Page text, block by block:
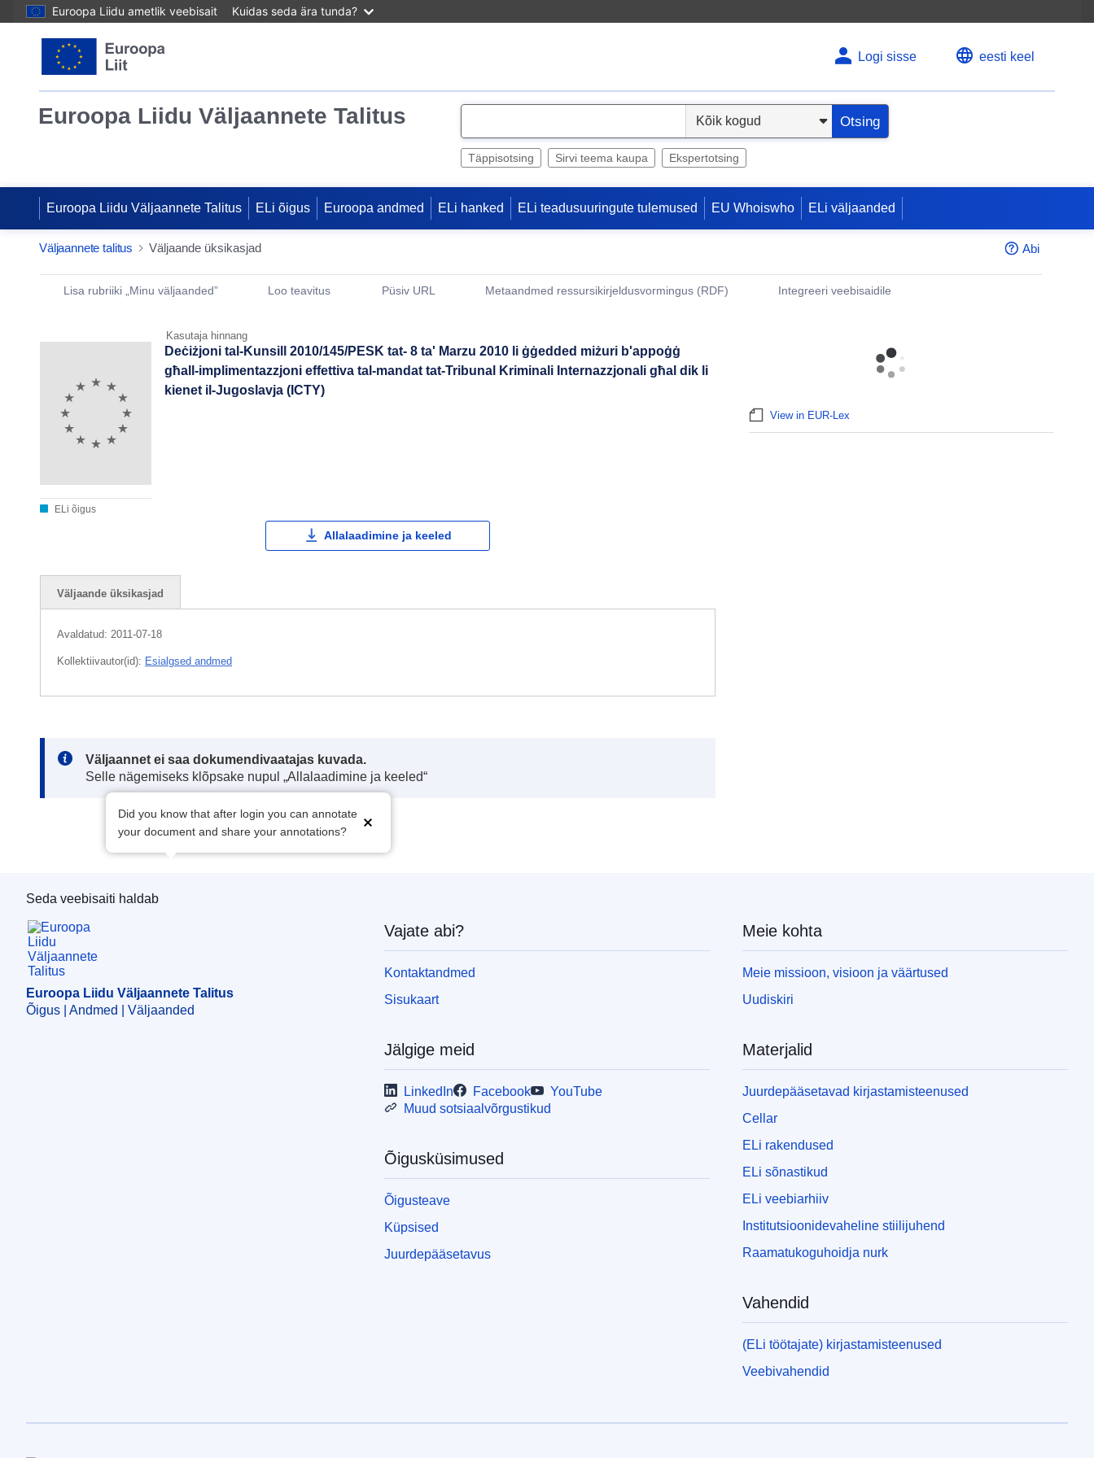
Euroopa Liidu ametlik veebisait Kuidas seda ära tunda?
Logi sisse eesti keel
Euroopa Liidu Väljaannete Talitus
e
Otsing
Täppisotsing Sirvi teema kaupa Ekspertotsing
Euroopa Liidu Väljaannete Talitus ELi õigus Euroopa andmed ELi hanked ELi teadusuuringute tulemused EU Whoiswho ELi väljaanded
Väljaannete talitus Väljaande üksikasjad Abi
Publication Detail Actions Portlet
Lisa rubriiki „Minu väljaanded” Loo teavitus Püsiv URL
Metaandmed ressursikirjeldusvormingus (RDF)
Integreeri veebisaidile
Kasutaja hinnang
ELi õigus
Deċiżjoni tal-Kunsill 2010/145/PESK tat- 8 ta' Marzu 2010 li ġġedded miżuri b'appoġġ
għall-implimentazzjoni effettiva tal-mandat tat-Tribunal Kriminali Internazzjonali għal dik li
kienet il-Jugoslavja (ICTY)
Allalaadimine ja keeled
Väljaande üksikasjad
Avaldatud: 2011-07-18
Kollektiivautor(id): Esialgsed andmed
Note:
Väljaannet ei saa dokumendivaatajas kuvada.
Selle nägemiseks klõpsake nupul „Allalaadimine ja keeled“
Did you know that after login you can annotate
your document and share your annotations?
View in EUR-Lex
Euroopa Liidu Väljaannete Talitus
Seda veebisaiti haldab
Euroopa Liidu Väljaannete Talitus
Õigus | Andmed | Väljaanded
Vajate abi?
Kontaktandmed
Sisukaart
Jälgige meid
LinkedIn Facebook
YouTube
Muud sotsiaalvõrgustikud
Õigusküsimused
Õigusteave
Küpsised
Juurdepääsetavus
Meie kohta
Meie missioon, visioon ja väärtused
Uudiskiri
Materjalid
Juurdepääsetavad kirjastamisteenused
Cellar
ELi rakendused
ELi sõnastikud
ELi veebiarhiiv
Institutsioonidevaheline stiilijuhend
Raamatukoguhoidja nurk
Vahendid
(ELi töötajate) kirjastamisteenused
Veebivahendid